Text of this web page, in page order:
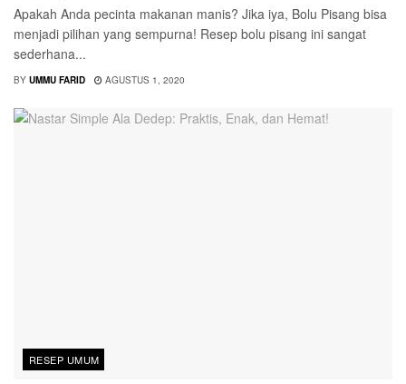
Apakah Anda pecinta makanan manis? Jika iya, Bolu Pisang bisa
menjadi pilihan yang sempurna! Resep bolu pisang ini sangat
sederhana...
BY UMMU FARID AGUSTUS 1, 2020
RESEP UMUM